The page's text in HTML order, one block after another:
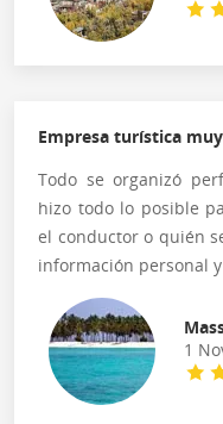
Empresa turística
Todo se organizó
hizo todo lo posible
el conductor o quién
información personal
1